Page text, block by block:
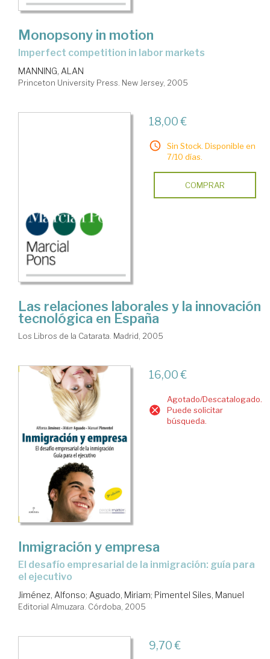
Monopsony in motion
imperfect competition in labor markets
MANNING, ALAN
Princeton University Press. New Jersey, 2005
18,00 €
Sin Stock. Disponible en
7/10 días.
COMPRAR
Las relaciones laborales y la innovación
tecnológica en España
Los Libros de la Catarata. Madrid, 2005
16,00 €
Agotado/Descatalogado.
Puede solicitar
búsqueda.
Inmigración y empresa
el desafío empresarial de la inmigración: guía para
el ejecutivo
Jiménez, Alfonso; Aguado, Miriam; Pimentel Siles, Manuel
Editorial Almuzara. Córdoba, 2005
9,70 €